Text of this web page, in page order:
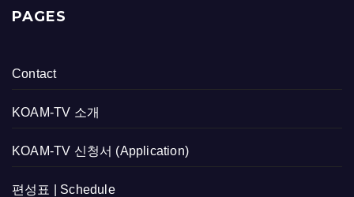
PAGES
Contact
KOAM-TV 소개
KOAM-TV 신청서 (Application)
편성표 | Schedule